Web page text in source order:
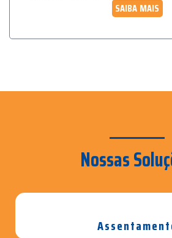
SAIBA MAIS
Nossas